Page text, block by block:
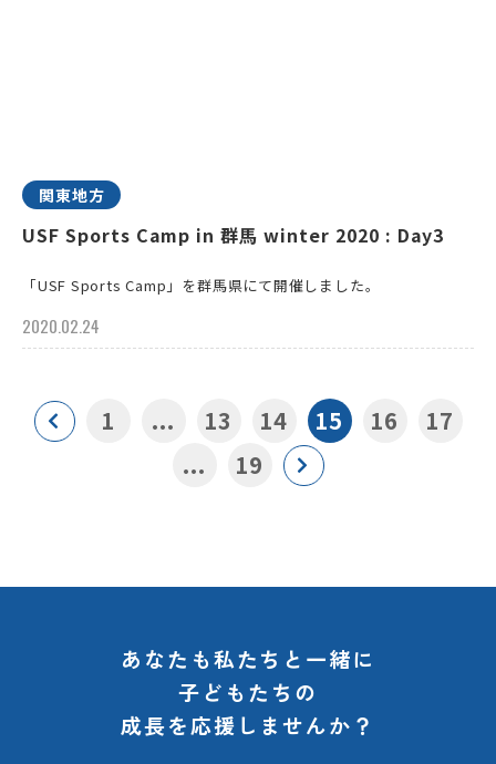
関東地方
USF Sports Camp in 群馬 winter 2020 : Day3
「USF Sports Camp」を群馬県にて開催しました。
2020.02.24
1 ... 13 14 15 16
17
...
19
あなたも私たちと一緒に
子どもたちの
成長を応援しませんか？